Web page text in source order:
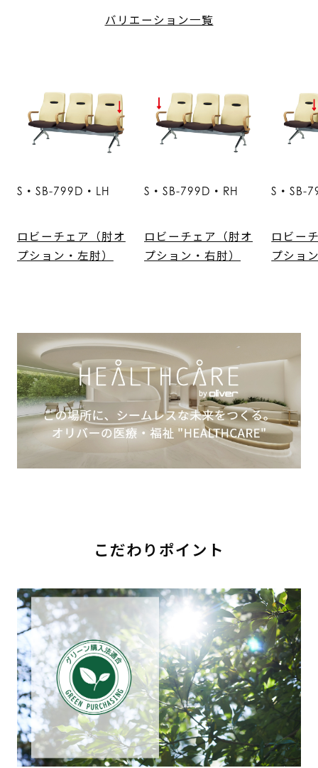
バリエーション一覧
S・SB-799D・LH
ロビーチェア（肘オ
プション・左肘）
S・SB-799D・RH
ロビーチェア（肘オ
プション・右肘）
S・SB-
ロビー
プショ
こだわりポイント